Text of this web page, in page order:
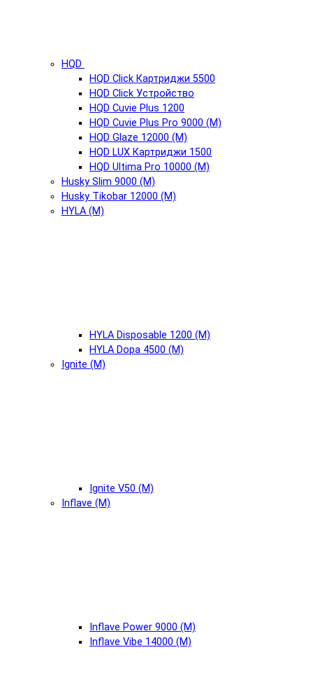
HQD
HQD Click Картриджи 5500
HQD Click Устройство
HQD Cuvie Plus 1200
HQD Cuvie Plus Pro 9000 (М)
HQD Glaze 12000 (М)
HQD LUX Картриджи 1500
HQD Ultima Pro 10000 (М)
Husky Slim 9000 (М)
Husky Tikobar 12000 (М)
HYLA (М)
HYLA Disposable 1200 (М)
HYLA Dopa 4500 (М)
Ignite (М)
Ignite V50 (М)
Inflave (М)
Inflave Power 9000 (М)
Inflave Vibe 14000 (М)